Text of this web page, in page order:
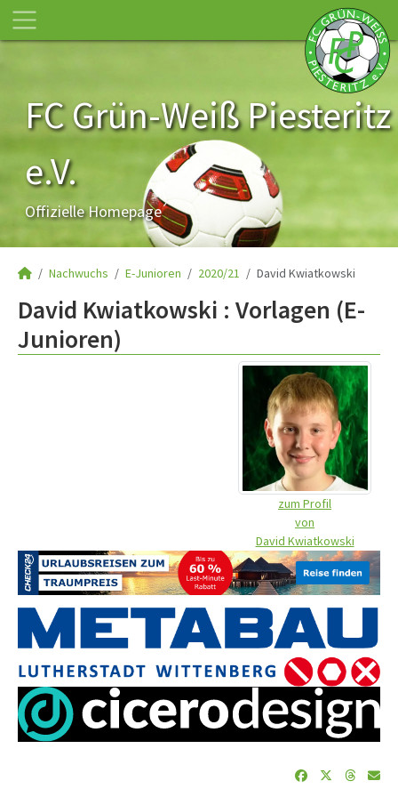
FC Grün-Weiß Piesteritz
e.V.
Offizielle Homepage
Nachwuchs E-Junioren 2020/21 David Kwiatkowski
David Kwiatkowski : Vorlagen (E-
Junioren)
zum Profil
von
David Kwiatkowski